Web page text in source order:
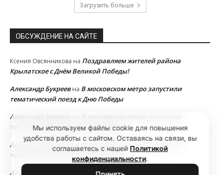
Загрузить больше
ОБСУЖДЕНИЕ НА САЙТЕ
Ксения Овсянникова на Поздравляем жителей района
Крылатское с Днём Великой Победы!
Александр Букреевна В московском метро запустили
тематический поезд к Дню Победы
Александр Букреев
В московском метро запустили
тематический поезд к Дню Победы
Александр Букреев
В московском метро запустили
тематический поезд к Дню Победы
Александр Букреев
В московском метро запустили
Мы используем файлы cookie для повышения
удобства работы с сайтом. Оставаясь на связи, вы
соглашаетесь с нашей Политикой
конфиденциальности.